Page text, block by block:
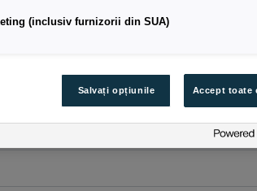
(inclusiv furnizorii din SUA)
Salvați opțiunile Accept toate